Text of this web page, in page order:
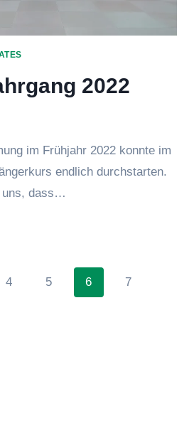
2022
im Frühjahr 2022 konnte im
endlich durchstarten.
uns, dass…
4 5 6 7